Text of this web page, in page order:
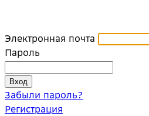
Электронная почта
Пароль
Забыли пароль?
Регистрация